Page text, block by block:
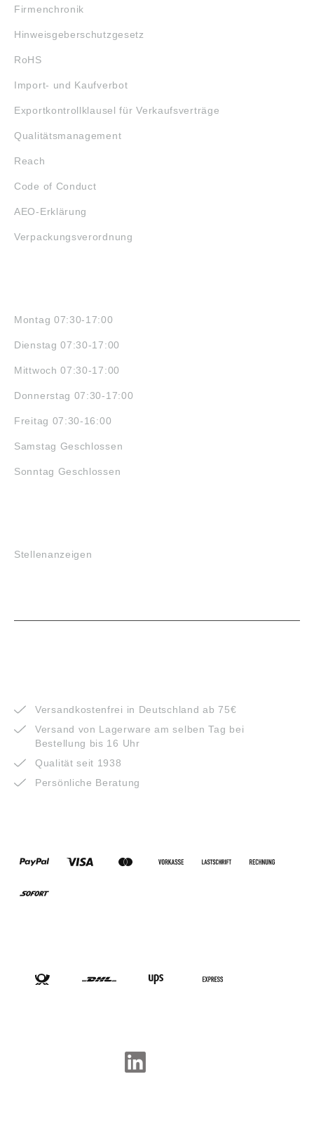
Firmenchronik
Hinweisgeberschutzgesetz
RoHS
Import- und Kaufverbot
Exportkontrollklausel für Verkaufsverträge
Qualitätsmanagement
Reach
Code of Conduct
AEO-Erklärung
Verpackungsverordnung
Montag 07:30-17:00
Dienstag 07:30-17:00
Mittwoch 07:30-17:00
Donnerstag 07:30-17:00
Freitag 07:30-16:00
Samstag Geschlossen
Sonntag Geschlossen
Stellenanzeigen
Versandkostenfrei in Deutschland ab 75€
Versand von Lagerware am selben Tag bei
Bestellung bis 16 Uhr
Qualität seit 1938
Persönliche Beratung